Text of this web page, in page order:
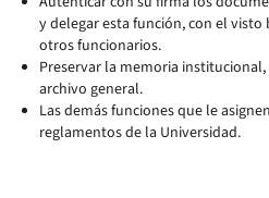
y delegar esta función, con el
otros funcionarios.
Preservar la memoria
archivo general.
Las demás funciones que le
reglamentos de la Universidad.